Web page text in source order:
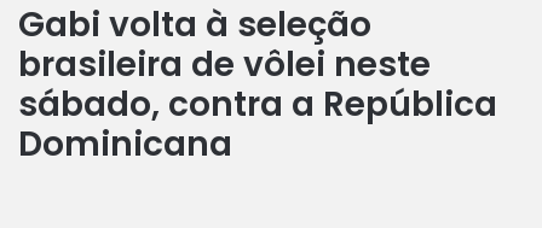
Gabi volta à seleção
brasileira de vôlei neste
sábado, contra a República
Dominicana